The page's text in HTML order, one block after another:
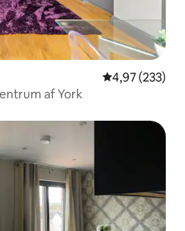
4,97 ud af 5 i
4,97 (233)
af York